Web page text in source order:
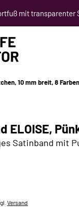
mit transparenter
10 mm breit, 8 Farben
ELOISE,
Satinband mit
Versand